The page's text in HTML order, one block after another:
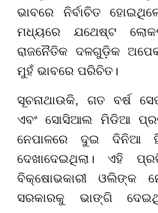
ଭାବରେ ନିର୍ବାଚିତ
ମଧ୍ୟରେ ଯଥେଷ୍ଟ
ରାଜନୈତିକ ଦଳଗୁଡ଼ିକ
ମୁହଁ ଭାବରେ ପରିଚିତ।
ସୂଚନାଥାଉକି, ଗତ ବର୍ଷ
ଏବଂ ସୋସିଆଲ ମିଡିଆ
ନେପାଳରେ ଦୁଇ ଦିନିଆ
ଦେଖାଦେଇଥିଲା। ଏହି
ବିକ୍ଷୋଭକାରୀ ଓଲିଙ୍କ
ସରକାରକୁ ଭାଙ୍ଗି